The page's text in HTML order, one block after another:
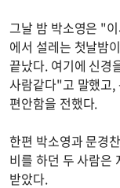
그날 밤 박소영은 "
에서 설레는 첫날밤
끝났다. 여기에 신경
사람같다"고 말했고
편안함을 전했다.
한편 박소영과 문경
비를 하던 두 사람은
받았다.